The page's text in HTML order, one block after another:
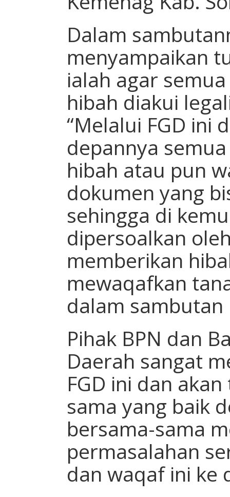
Dalam
menyampaikan
ialah agar
hibah diakui
“Melalui FGD ini
depannya
hibah atau pun
dokumen yang
sehingga di
dipersoalkan
memberikan
mewaqafkan
dalam sambutan
Pihak BPN dan
Daerah sangat
FGD ini dan
sama yang baik
bersama-sama
permasalahan
dan waqaf ini ke